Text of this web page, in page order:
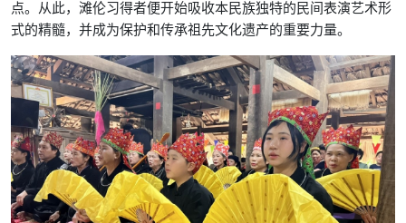
点。从此，滩伦习得者便开始吸收本民族独特的民间表演艺术形
式的精髓，并成为保护和传承祖先文化遗产的重要力量。